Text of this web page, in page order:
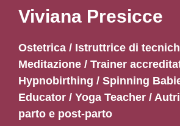
Viviana Presicce
Ostetrica / Istruttrice di
Meditazione / Trainer
Hypnobirthing / Spinning
Educator / Yoga Teacher /
parto e post-parto